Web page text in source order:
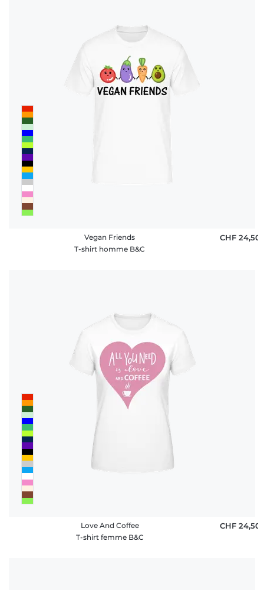
Vegan Friends
T-shirt homme B&C
CHF 24,50
Love And Coffee
T-shirt femme B&C
CHF 24,50